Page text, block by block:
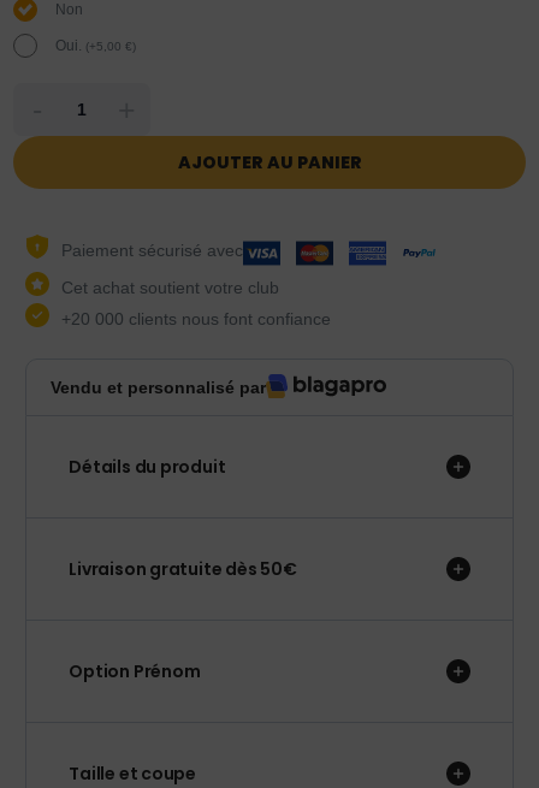
Non
Oui. (+5,00€)
AJOUTER AU PANIER
Paiement sécurisé avec
Cet achat soutient votre club
+20 000 clients nous font confiance
Vendu et personnalisé par
Détails du produit
Livraison gratuite dès 50€
Option Prénom
Taille et coupe